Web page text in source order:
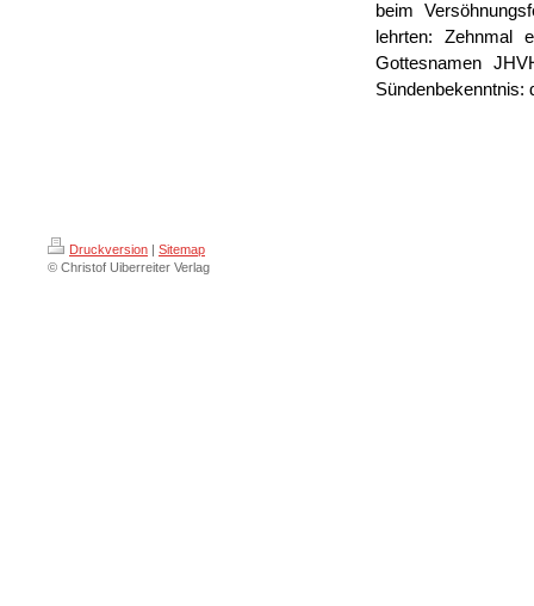
beim
lehrten: Zehnmal
Gottesnamen
Sündenbekenntnis:
Druckversion | Sitemap
© Christof Uiberreiter Verlag